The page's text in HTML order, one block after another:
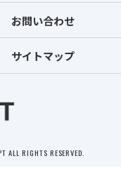
お問い合わせ
サイトマップ
RIGHTS RESERVED.